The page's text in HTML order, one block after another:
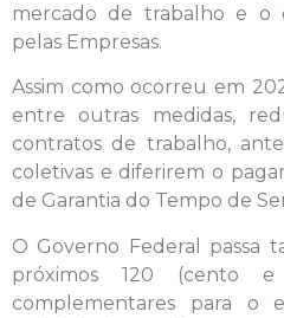
mercado de trabalho e o
pelas Empresas.
Assim como ocorreu em
entre outras medidas,
contratos de trabalho,
coletivas e diferirem o
de Garantia do Tempo de
O Governo Federal passa
próximos 120 (cento
complementares para o